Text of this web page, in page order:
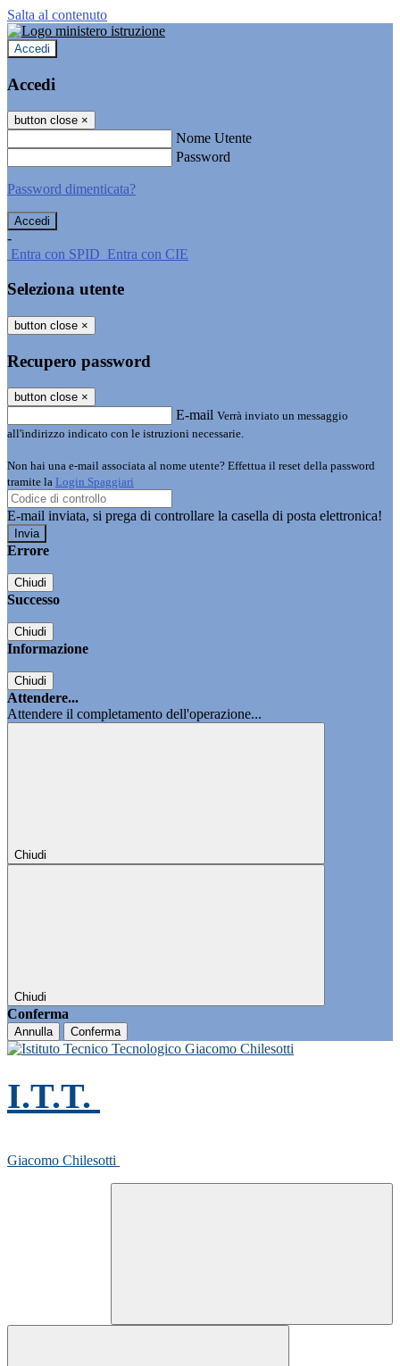
Salta al contenuto
Accedi
Accedi
button close ×
Nome Utente
Password
Password dimenticata?
-
Entra con SPID Entra con CIE
Seleziona utente
button close ×
Recupero password
button close ×
E-mail Verrà inviato un messaggio
all'indirizzo indicato con le istruzioni necessarie.
Non hai una e-mail associata al nome utente? Effettua il reset della password
tramite la Login Spaggiari
E-mail inviata, si prega di controllare la casella di posta elettronica!
Errore
Chiudi
Successo
Chiudi
Informazione
Chiudi
Attendere...
Attendere il completamento dell'operazione...
Chiudi
Chiudi
Conferma
Annulla Conferma
I.T.T.
Giacomo Chilesotti